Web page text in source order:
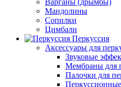
Варганы (дрымбы)
Мандолины
Сопилки
Цимбали
Перкуссия
Аксессуары для
Звуковые
Мембраны для
Палочки для